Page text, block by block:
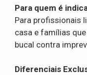
Para quem é
Para profissionais
casa e famílias
bucal contra
Diferenciais